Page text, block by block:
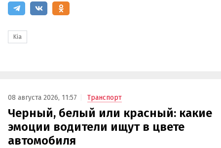
Kia
08 августа 2026, 11:57 Транспорт
Черный, белый или красный: какие
эмоции водители ищут в цвете
автомобиля